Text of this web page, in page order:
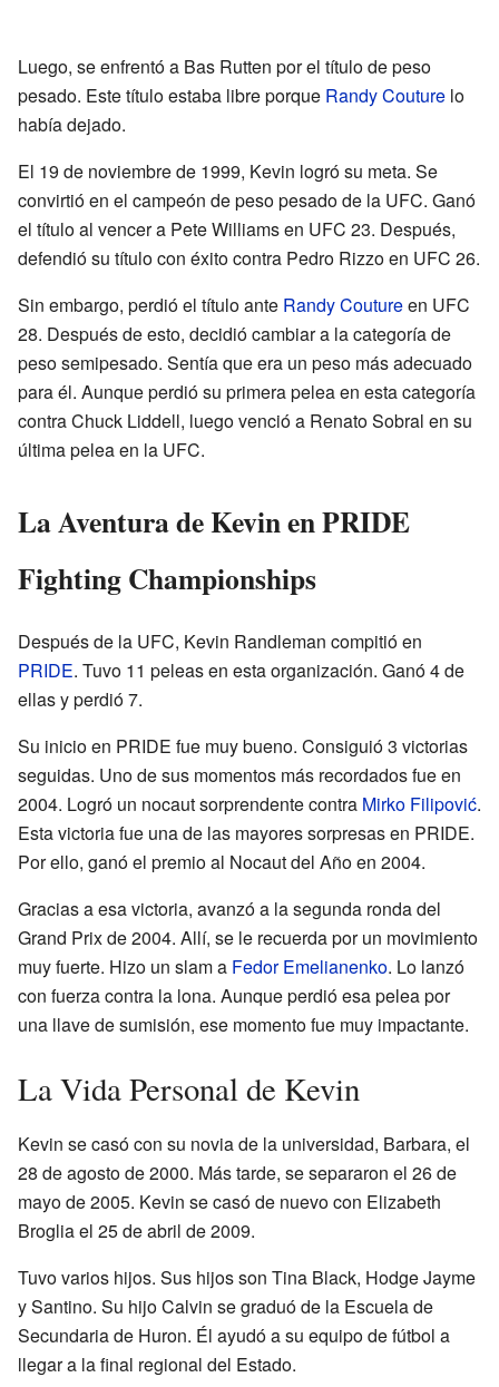
Luego, se enfrentó a Bas Rutten por el título de peso
pesado. Este título estaba libre porque Randy Couture lo
había dejado.
El 19 de noviembre de 1999, Kevin logró su meta. Se
convirtió en el campeón de peso pesado de la UFC. Ganó
el título al vencer a Pete Williams en UFC 23. Después,
defendió su título con éxito contra Pedro Rizzo en UFC 26.
Sin embargo, perdió el título ante Randy Coutureen UFC
28. Después de esto, decidió cambiar a la categoría de
peso semipesado. Sentía que era un peso más adecuado
para él. Aunque perdió su primera pelea en esta categoría
contra Chuck Liddell, luego venció a Renato Sobral en su
última pelea en la UFC.
La Aventura de Kevin en PRIDE
Fighting Championships
Después de la UFC, Kevin Randleman compitió en
PRIDE. Tuvo 11 peleas en esta organización. Ganó 4 de
ellas y perdió 7.
Su inicio en PRIDE fue muy bueno. Consiguió 3 victorias
seguidas. Uno de sus momentos más recordados fue en
2004. Logró un nocaut sorprendente contra Mirko Filipović.
Esta victoria fue una de las mayores sorpresas en PRIDE.
Por ello, ganó el premio al Nocaut del Año en 2004.
Gracias a esa victoria, avanzó a la segunda ronda del
Grand Prix de 2004. Allí, se le recuerda por un movimiento
muy fuerte. Hizo un slam a Fedor Emelianenko. Lo lanzó
con fuerza contra la lona. Aunque perdió esa pelea por
una llave de sumisión, ese momento fue muy impactante.
La Vida Personal de Kevin
Kevin se casó con su novia de la universidad, Barbara, el
28 de agosto de 2000. Más tarde, se separaron el 26 de
mayo de 2005. Kevin se casó de nuevo con Elizabeth
Broglia el 25 de abril de 2009.
Tuvo varios hijos. Sus hijos son Tina Black, Hodge Jayme
y Santino. Su hijo Calvin se graduó de la Escuela de
Secundaria de Huron. Él ayudó a su equipo de fútbol a
llegar a la final regional del Estado.